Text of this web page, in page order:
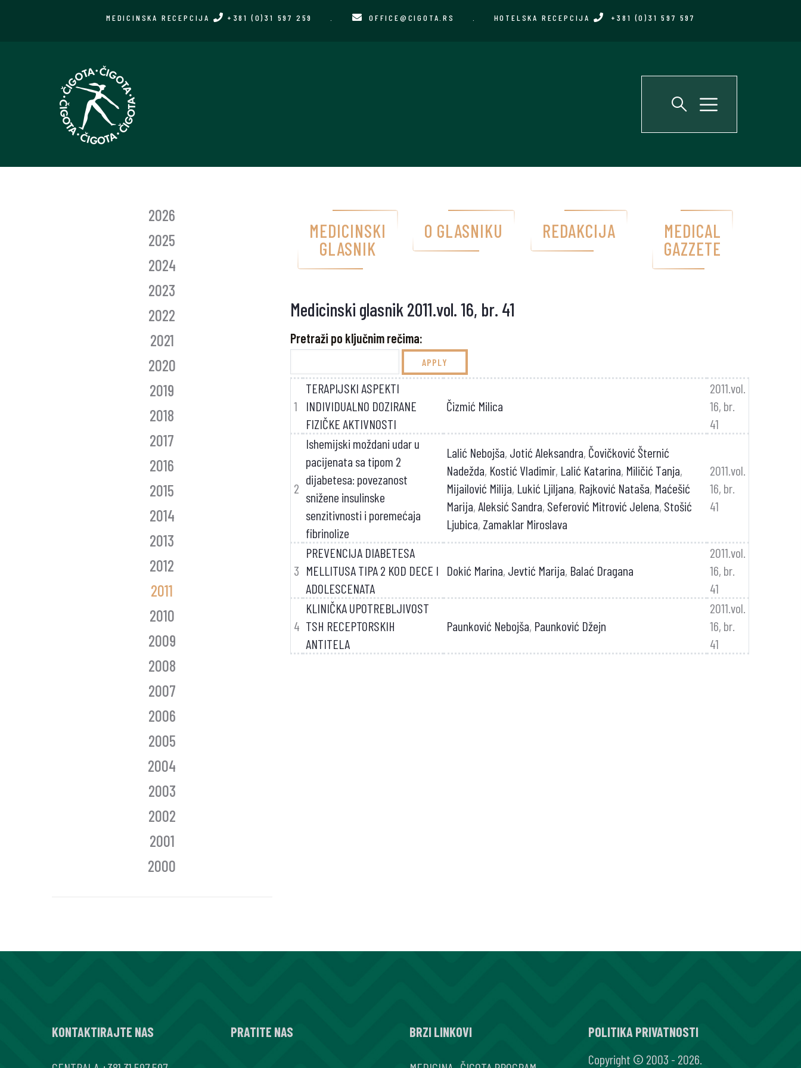
MEDICINSKA RECEPCIJA +381 (0)31 597 259 OFFICE@CIGOTA.RS HOTELSKA RECEPCIJA +381 (0)31 597 597
MEDICINSKI
GLASNIK
O GLASNIKU REDAKCIJA
MEDICAL
GAZZETE
Medicinski glasnik 2011.vol. 16, br. 41
Pretraži po ključnim rečima:
1
TERAPIJSKI ASPEKTI
INDIVIDUALNO DOZIRANE
FIZIČKE AKTIVNOSTI
Čizmić Milica
2011.vol.
16, br.
41
2
Ishemijski moždani udar u
pacijenata sa tipom 2
dijabetesa: povezanost
snižene insulinske
senzitivnosti i poremećaja
fibrinolize
Lalić Nebojša, Jotić Aleksandra, Čovičković Šternić
Nadežda, Kostić Vladimir, Lalić Katarina, Miličić Tanja,
Mijailović Milija, Lukić Ljiljana, Rajković Nataša, Maćešić
Marija, Aleksić Sandra, Seferović Mitrović Jelena, Stošić
Ljubica, Zamaklar Miroslava
2011.vol.
16, br.
41
3
PREVENCIJA DIABETESA
MELLITUSA TIPA 2 KOD DECE I
ADOLESCENATA
Dokić Marina, Jevtić Marija, Balać Dragana
2011.vol.
16, br.
41
4
KLINIČKA UPOTREBLJIVOST
TSH RECEPTORSKIH
ANTITELA
Paunković Nebojša, Paunković Džejn
2011.vol.
16, br.
41
2026
2025
2024
2023
2022
2021
2020
2019
2018
2017
2016
2015
2014
2013
2012
2011
2010
2009
2008
2007
2006
2005
2004
2003
2002
2001
2000
KONTAKTIRAJTE NAS PRATITE NAS BRZI LINKOVI
POLITIKA PRIVATNOSTI
Copyright © 2003 - 2026.